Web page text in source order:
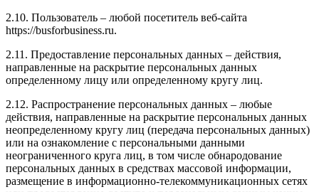
2.10. Пользователь – любой посетитель веб-сайта
https://busforbusiness.ru.
2.11. Предоставление персональных данных – действия,
направленные на раскрытие персональных данных
определенному лицу или определенному кругу лиц.
2.12. Распространение персональных данных – любые
действия, направленные на раскрытие персональных данных
неопределенному кругу лиц (передача персональных данных)
или на ознакомление с персональными данными
неограниченного круга лиц, в том числе обнародование
персональных данных в средствах массовой информации,
размещение в информационно-телекоммуникационных сетях